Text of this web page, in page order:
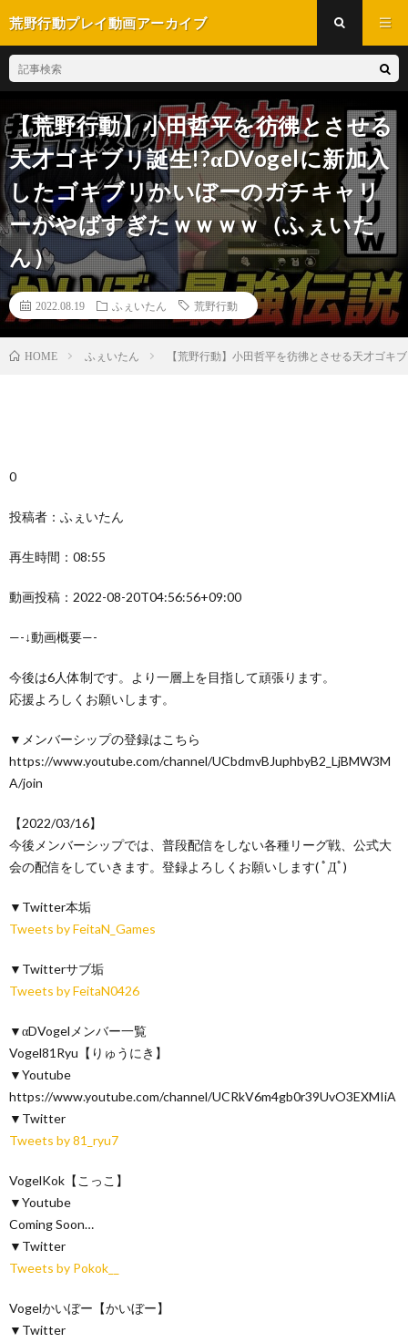
荒野行動プレイ動画アーカイブ
【荒野行動】小田哲平を彷彿とさせる
天才ゴキブリ誕生!?αDVogelに新加入
したゴキブリかいぼーのガチキャリ
ーがやばすぎたｗｗｗｗ（ふぇいた
ん）
2022.08.19 ふぇいたん 荒野行動
HOME ふぇいたん 【荒野行動】小田哲平を彷彿とさせる天才ゴキ
0
投稿者：ふぇいたん
再生時間：08:55
動画投稿：2022-08-20T04:56:56+09:00
—-↓動画概要—-
今後は6人体制です。より一層上を目指して頑張ります。
応援よろしくお願いします。
▼メンバーシップの登録はこちら
https://www.youtube.com/channel/UCbdmvBJuphbyB2_LjBMW3M
A/join
【2022/03/16】
今後メンバーシップでは、普段配信をしない各種リーグ戦、公式大
会の配信をしていきます。登録よろしくお願いします( ﾟДﾟ)
▼Twitter本垢
Tweets by FeitaN_Games
▼Twitterサブ垢
Tweets by FeitaN0426
▼αDVogelメンバー一覧
Vogel81Ryu【りゅうにき】
▼Youtube
https://www.youtube.com/channel/UCRkV6m4gb0r39UvO3EXMIiA
▼Twitter
Tweets by 81_ryu7
VogelKok【こっこ】
▼Youtube
Coming Soon…
▼Twitter
Tweets by Pokok__
Vogelかいぼー【かいぼー】
▼Twitter